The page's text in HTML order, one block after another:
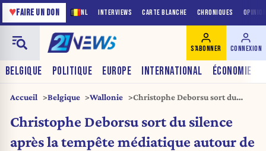
NL INTERVIEWS CARTE BLANCHE CHRONIQUES
♥FAIRE UN DON
BELGIQUE POLITIQUE EUROPE INTERNATIONAL ÉCONOMIE
S'ABONNER CONNEXION
Accueil Belgique Wallonie
Christophe Deborsu sort du
médiatique autour de son
émission
Christophe Deborsu sort du silence
après la tempête médiatique autour de